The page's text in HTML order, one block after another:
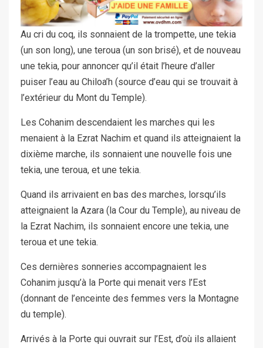
Au cri du coq, ils sonnaient de la trompette, une tekia
(un son long), une ‎teroua (un son brisé), et de nouveau
une tekia, pour annoncer qu’il était ‎l’heure d’aller
puiser l’eau au Chiloa’h (source d’eau qui se trouvait à
l’extérieur du Mont du Temple).
Les Cohanim descendaient les marches qui les
menaient à la Ezrat Nachim et quand ils ‎atteignaient la
dixième marche, ils sonnaient une nouvelle fois une
tekia, une teroua, et une tekia.
Quand ils arrivaient en bas des marches, lorsqu’ils
‎atteignaient la Azara (la Cour du Temple), au niveau de
la Ezrat Nachim, ils sonnaient encore une ‎tekia, une
teroua et une tekia.
Ces dernières sonneries accompagnaient les
Cohanim jusqu’à la Porte qui menait vers l’Est
(donnant de l’enceinte des ‎femmes vers la Montagne
du temple).
Arrivés à la Porte qui ouvrait sur l’Est, d’où ils allaient